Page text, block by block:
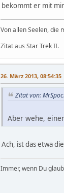
bekommt er mit
Von allen Seelen, die
Zitat aus Star Trek II.
26. März 2013, 08:54:35
Zitat von:
Aber wehe,
Ach, ist das etwa
Immer, wenn Du